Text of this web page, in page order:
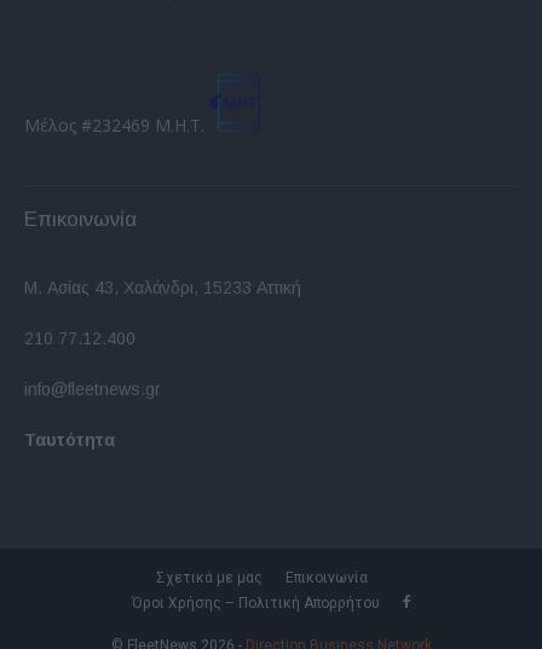
Μέλος #232469 Μ.Η.Τ.
Επικοινωνία
Μ. Ασίας 43, Χαλάνδρι, 15233 Αττική
210 77.12.400
info@fleetnews.gr
Ταυτότητα
Σχετικά με μας
Επικοινωνία
Όροι Χρήσης – Πολιτική Απορρήτου
© FleetNews 2026 - Direction Business Network